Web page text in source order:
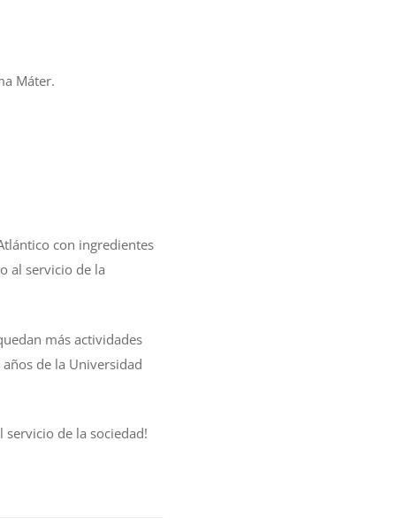
Máter.
con ingredientes
al servicio de la
más actividades
de la Universidad
de la sociedad!